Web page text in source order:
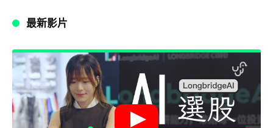
最新影片